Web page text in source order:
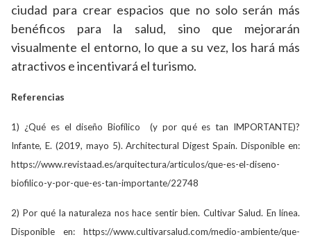
ciudad para crear espacios que no solo serán más
benéficos para la salud, sino que mejorarán
visualmente el entorno, lo que a su vez, los hará más
atractivos e incentivará el turismo.
Referencias
1) ¿Qué es el diseño Biofílico (y por qué es tan IMPORTANTE)?
Infante, E. (2019, mayo 5). Architectural Digest Spain. Disponible en:
https://www.revistaad.es/arquitectura/articulos/que-es-el-diseno-
biofilico-y-por-que-es-tan-importante/22748
2) Por qué la naturaleza nos hace sentir bien. Cultivar Salud. En línea.
Disponible en: https://www.cultivarsalud.com/medio-ambiente/que-